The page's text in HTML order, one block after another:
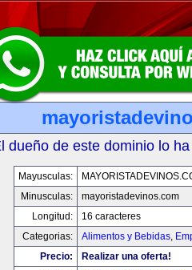
dueño de este dominio lo
Mayusculas:
Minusculas:
mayoristadevinos.com
Longitud:
16 caracteres
Categorias:
Alimentos y Bebidas,
Precio:
Realizar una oferta!